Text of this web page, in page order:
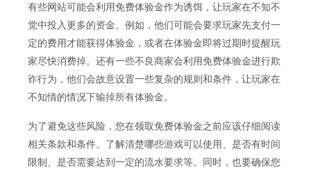
有些网站可能会利用免费体验金作为诱饵，让玩家在不知不
觉中投入更多的资金。例如，他们可能会要求玩家先支付一
定的费用才能获得体验金，或者在体验金即将过期时提醒玩
家尽快消费掉。还有一些不良商家会利用免费体验金进行欺
诈行为，他们会故意设置一些复杂的规则和条件，让玩家在
不知情的情况下输掉所有体验金。
为了避免这些风险，您在领取免费体验金之前应该仔细阅读
相关条款和条件。了解清楚哪些游戏可以使用、是否有时间
限制、是否需要达到一定的流水要求等。同时，也要确保您